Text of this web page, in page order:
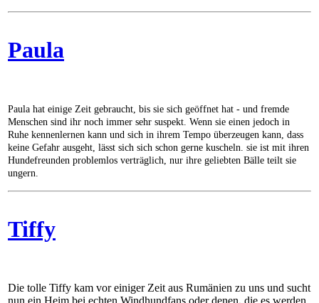
Paula
Paula hat einige Zeit gebraucht, bis sie sich geöffnet hat - und fremde
Menschen sind ihr noch immer sehr suspekt. Wenn sie einen jedoch in
Ruhe kennenlernen kann und sich in ihrem Tempo überzeugen kann, dass
keine Gefahr ausgeht, lässt sich sich schon gerne kuscheln. sie ist mit ihren
Hundefreunden problemlos verträglich, nur ihre geliebten Bälle teilt sie
ungern.
Tiffy
Die tolle Tiffy kam vor einiger Zeit aus Rumänien zu uns und sucht
nun ein Heim bei echten Windhundfans oder denen, die es werden